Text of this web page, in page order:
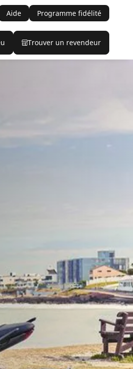
Aide Programme fidélité
Trouver un revendeur